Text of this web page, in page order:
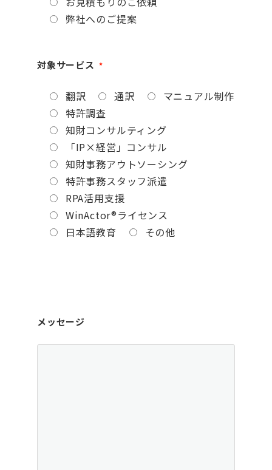
弊社へのご提案
対象サービス *
翻訳 通訳
マニュアル制作
特許調査
知財コンサルティング
「IP×経営」コンサル
知財事務アウトソーシング
特許事務スタッフ派遣
RPA活用支援
WinActor®ライセンス
日本語教育
その他
メッセージ